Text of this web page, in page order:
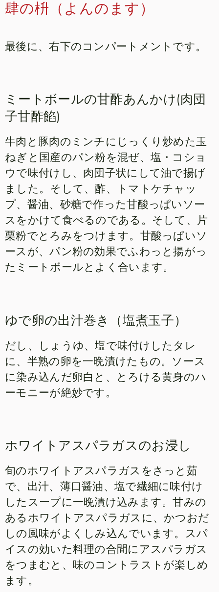
肆の枡（よんのます）
最後に、右下のコンパートメントです。
ミートボールの甘酢あんかけ(肉団
子甘酢餡)
牛肉と豚肉のミンチにじっくり炒めた玉
ねぎと国産のパン粉を混ぜ、塩・コショ
ウで味付けし、肉団子状にして油で揚げ
ました。そして、酢、トマトケチャッ
プ、醤油、砂糖で作った甘酸っぱいソー
スをかけて食べるのである。そして、片
栗粉でとろみをつけます。甘酸っぱいソ
ースが、パン粉の効果でふわっと揚がっ
たミートボールとよく合います。
ゆで卵の出汁巻き（塩煮玉子）
だし、しょうゆ、塩で味付けしたタレ
に、半熟の卵を一晩漬けたもの。ソース
に染み込んだ卵白と、とろける黄身のハ
ーモニーが絶妙です。
ホワイトアスパラガスのお浸し
旬のホワイトアスパラガスをさっと茹
で、出汁、薄口醤油、塩で繊細に味付け
したスープに一晩漬け込みます。甘みの
あるホワイトアスパラガスに、かつおだ
しの風味がよくしみ込んでいます。スパ
イスの効いた料理の合間にアスパラガス
をつまむと、味のコントラストが楽しめ
ます。